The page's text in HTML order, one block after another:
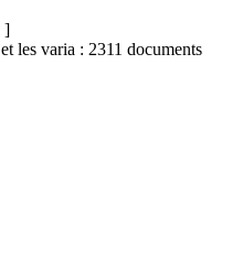
]
les varia : 2311 documents